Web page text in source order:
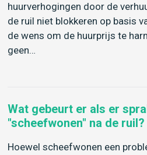
huurverhogingen door de
de ruil niet blokkeren op basis
de wens om de huurprijs te
geen…
Wat gebeurt er als er
"scheefwonen" na de ruil?
Hoewel scheefwonen een